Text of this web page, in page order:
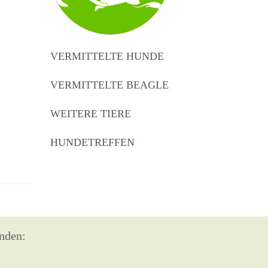
VERMITTELTE HUNDE
VERMITTELTE BEAGLE
WEITERE TIERE
HUNDETREFFEN